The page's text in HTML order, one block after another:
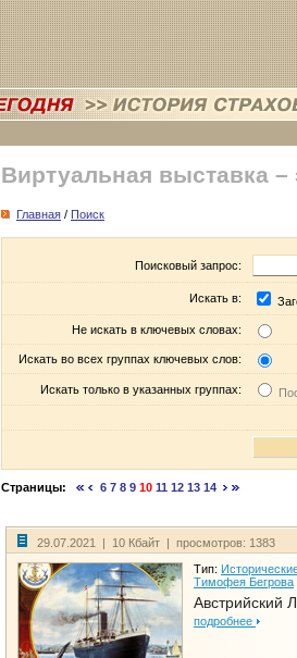
Виртуальная выставка –
Главная / Поиск
Поисковый запрос:
Искать в:
Не искать в ключевых словах:
Искать во всех группах ключевых слов:
Искать только в указанных группах:
Страницы: 6 7 8 9 10 11 12 13 14
29.07.2021 | 10 Кбайт | просмотров: 1383
Тип:
Тимофея Бегрова
Австрийский
подробнее